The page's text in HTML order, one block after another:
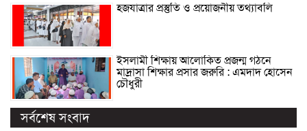
হজযাত্রার প্রস্তুতি ও প্রয়োজনীয় তথ্যাবলি
ইসলামী শিক্ষায় আলোকিত প্রজন্ম গঠনে
মাদ্রাসা শিক্ষার প্রসার জরুরি : এমদাদ হোসেন
চৌধুরী
সর্বশেষ সংবাদ